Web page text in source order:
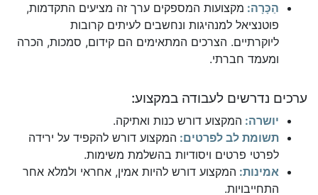
הַכָּרָה: מקצועות המספקים ערך זה מציעים התקדמות,
פוטנציאל למנהיגות ונחשבים לעיתים קרובות
ליוקרתיים. הצרכים המתאימים הם קידום, סמכות, הכרה
ומעמד חברתי.
ערכים נדרשים לעבודה במקצוע:
יושרה: המקצוע דורש כנות ואתיקה.
תשומת לב לפרטים: המקצוע דורש להקפיד על ירידה
לפרטי פרטים ויסודיות בהשלמת משימות.
אמינות: המקצוע דורש להיות אמין, אחראי ולמלא אחר
התחייבויות.